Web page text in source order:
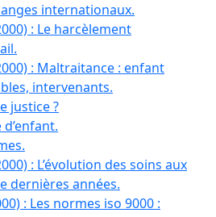
internationaux.
: Le harcèlement
: Maltraitance : enfant
intervenants.
justice ?
: L’évolution des soins aux
dernières années.
: Les normes iso 9000 :